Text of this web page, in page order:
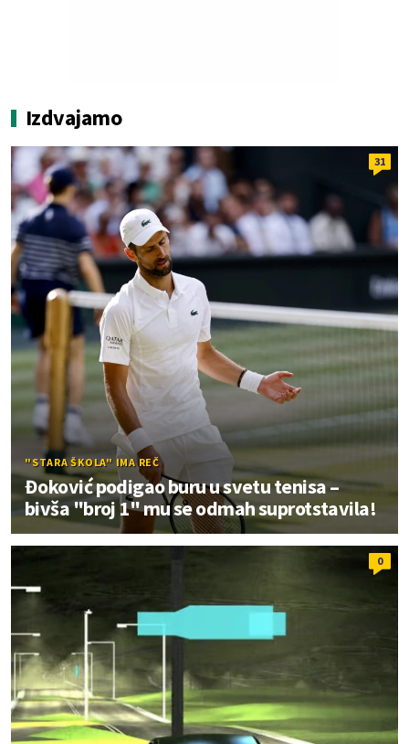
Izdvajamo
31
"STARA ŠKOLA" IMA REČ
Đoković podigao buru u svetu tenisa –
bivša "broj 1" mu se odmah suprotstavila!
0